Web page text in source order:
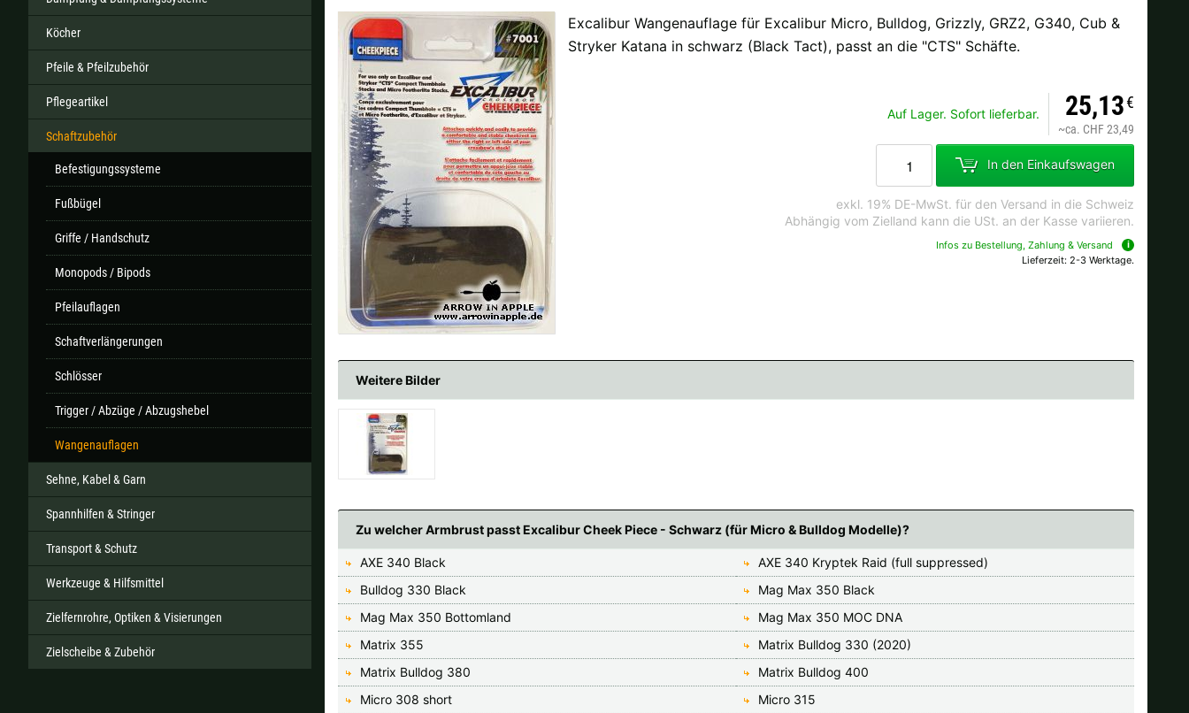
Köcher
Pfeile & Pfeilzubehör
Pflegeartikel
Schaftzubehör
Befestigungssysteme
Fußbügel
Griffe / Handschutz
Monopods / Bipods
Pfeilauflagen
Schaftverlängerungen
Schlösser
Trigger / Abzüge / Abzugshebel
Wangenauflagen
Sehne, Kabel & Garn
Spannhilfen & Stringer
Transport & Schutz
Werkzeuge & Hilfsmittel
Zielfernrohre, Optiken & Visierungen
Zielscheibe & Zubehör
Excalibur Wangenauflage für Excalibur Micro, Bulldog, Grizzly, GRZ2, G340, Cub &
Stryker Katana in schwarz (Black Tact), passt an die "CTS" Schäfte.
Auf Lager. Sofort lieferbar. 25,13€
~ca. CHF 23,49
In den Einkaufswagen
exkl. 19% DE-MwSt. für den Versand in die Schweiz
Abhängig vom Zielland kann die USt. an der Kasse variieren.
Infos zu Bestellung, Zahlung & Versand
Lieferzeit: 2-3 Werktage.
Weitere Bilder
Zu welcher Armbrust passt Excalibur Cheek Piece - Schwarz (für Micro & Bulldog Modelle)?
AXE 340 Black
AXE 340 Kryptek Raid (full suppressed)
Bulldog 330 Black
Mag Max 350 Black
Mag Max 350 Bottomland
Mag Max 350 MOC DNA
Matrix 355
Matrix Bulldog 330 (2020)
Matrix Bulldog 380
Matrix Bulldog 400
Micro 308 short
Micro 315
Alle verfügbaren Versandregionen:
Sollte Ihr Land nicht verfübar sein, keine Sorge - wählen Sie einfach "Schweiz" aus. Und erfragen die Versandkosten bei der Bestellung.